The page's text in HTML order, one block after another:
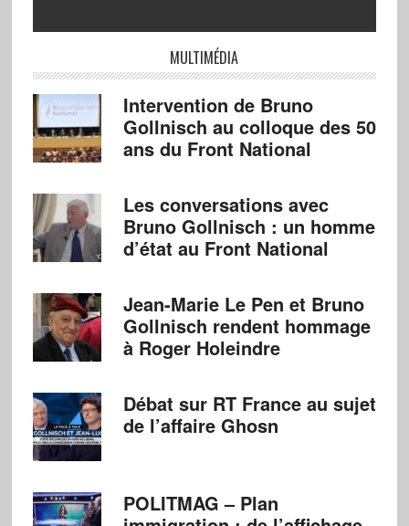
MULTIMÉDIA
Intervention de Bruno
Gollnisch au colloque des 50
ans du Front National
Les conversations avec
Bruno Gollnisch : un homme
d’état au Front National
Jean-Marie Le Pen et Bruno
Gollnisch rendent hommage
à Roger Holeindre
Débat sur RT France au sujet
de l’affaire Ghosn
POLITMAG – Plan